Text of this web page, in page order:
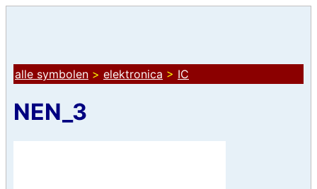
alle symbolen > elektronica > IC
NEN_3